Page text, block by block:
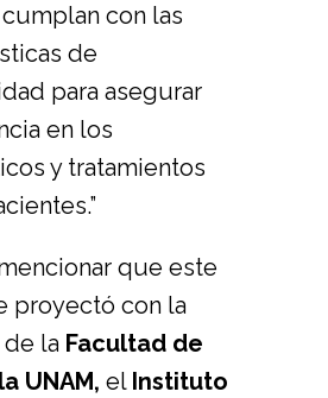
con las
de
para asegurar
en los
y tratamientos
que este
proyectó con la
la Facultad de
UNAM, el Instituto